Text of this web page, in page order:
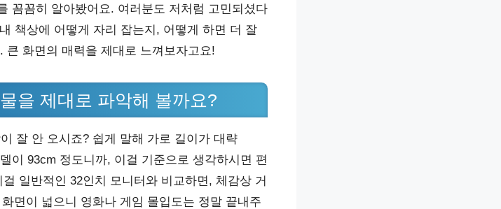
꼼꼼히 알아봤어요. 여러분도 저처럼 고민되셨다
책상에 어떻게 자리 잡는지, 어떻게 하면 더 잘
화면의 매력을 제대로 느껴보자고요!
을 제대로 파악해 볼까요?
잘 안 오시죠? 쉽게 말해 가로 길이가 대략
이 93cm 정도니까, 이걸 기준으로 생각하시면 편
일반적인 32인치 모니터와 비교하면, 체감상 거
면이 넓으니 영화나 게임 몰입도는 정말 끝내주